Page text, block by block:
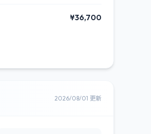
¥36,700
2026/08/01 更新